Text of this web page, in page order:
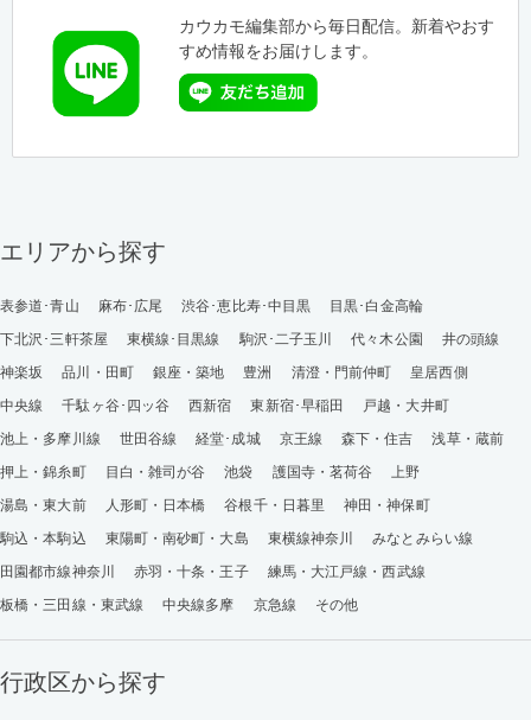
カウカモ編集部から毎日配信。新着やおす
すめ情報をお届けします。
エリアから探す
表参道･青山 麻布･広尾 渋谷･恵比寿･中目黒
目黒･白金高輪
下北沢･三軒茶屋
東横線･目黒線 駒沢･二子玉川 代々木公園
井の頭線
神楽坂
品川・田町 銀座・築地 豊洲 清澄・門前仲町
皇居西側
中央線
千駄ヶ谷･四ッ谷 西新宿 東新宿･早稲田
戸越・大井町
池上・多摩川線
世田谷線 経堂･成城 京王線 森下・住吉
浅草・蔵前
押上・錦糸町
目白・雑司が谷 池袋 護国寺・茗荷谷
上野
湯島・東大前
人形町・日本橋 谷根千・日暮里
神田・神保町
駒込・本駒込
東陽町・南砂町・大島 東横線神奈川
みなとみらい線
田園都市線神奈川
赤羽・十条・王子
練馬・大江戸線・西武線
板橋・三田線・東武線
中央線多摩 京急線 その他
行政区から探す